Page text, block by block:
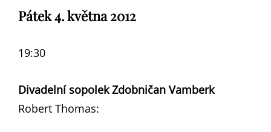
Pátek 4. května 2012
19:30
Divadelní sopolek Zdobničan Vamberk
Robert Thomas: